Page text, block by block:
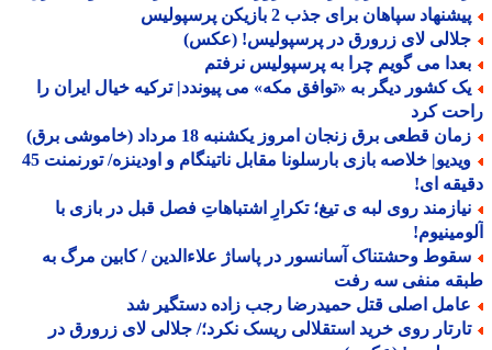
سپاهان برای جذب 2 بازیکن پرسپولیس
لای زرورق در پرسپولیس! (عکس)
می گویم چرا به پرسپولیس نرفتم
کشور دیگر به «توافق مکه» می پیوندد| ترکیه خیال ایران را
کرد
قطعی برق زنجان امروز یکشنبه 18 مرداد (خاموشی برق)
ویدیو| خلاصه بازی بارسلونا مقابل ناتینگام و اودینزه/ تورنمنت 45
ای!
روی لبه ی تیغ؛ تکرارِ اشتباهاتِ فصل قبل در بازی با
وحشتناک آسانسور در پاساژ علاءالدین / کابین مرگ به
منفی سه رفت
اصلی قتل حمیدرضا رجب زاده دستگیر شد
روی خرید استقلالی ریسک نکرد؛/ جلالی لای زرورق در